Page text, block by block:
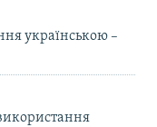
українською –